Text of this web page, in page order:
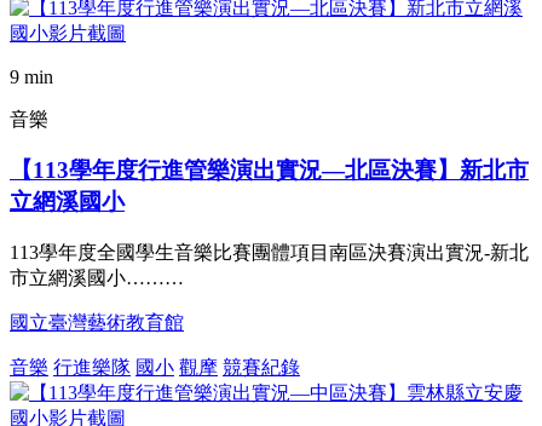
9 min
音樂
【113學年度行進管樂演出實況—北區決賽】新北市
立網溪國小
113學年度全國學生音樂比賽團體項目南區決賽演出實況-新北
市立網溪國小………
國立臺灣藝術教育館
音樂 行進樂隊 國小 觀摩 競賽紀錄